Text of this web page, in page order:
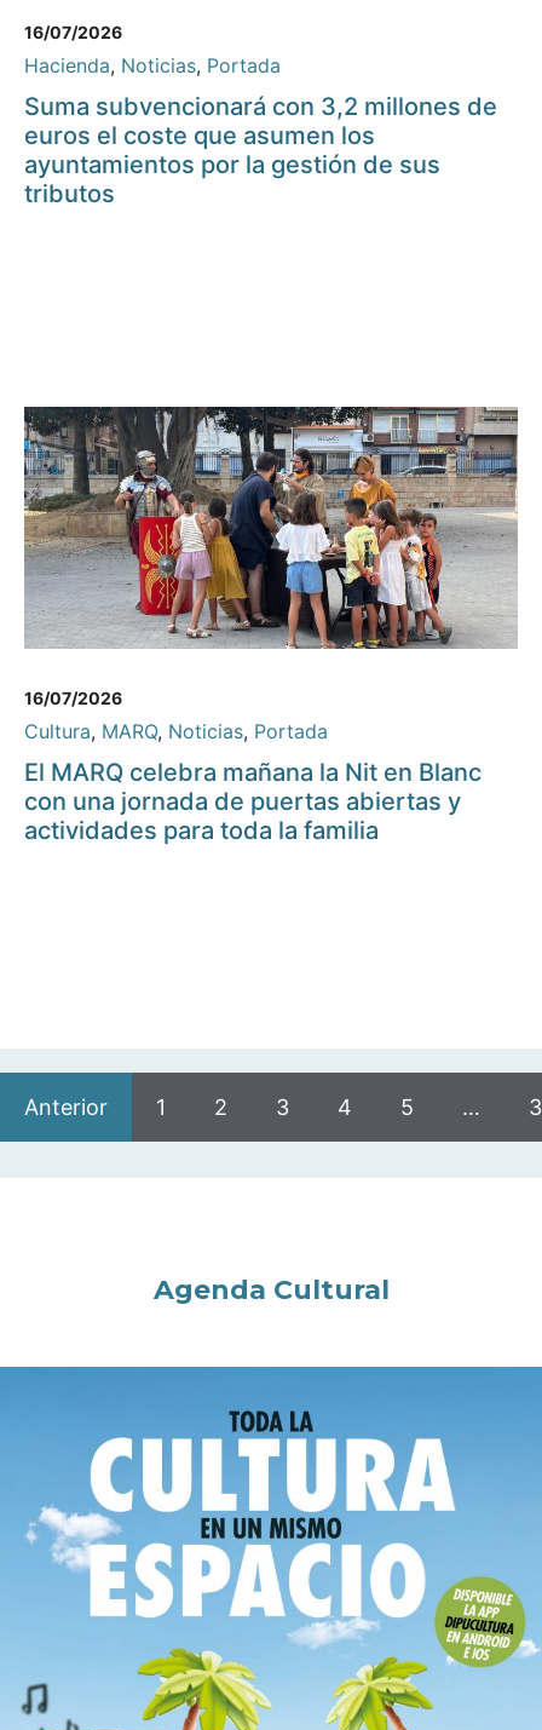
16/07/2026
Hacienda, Noticias, Portada
Suma subvencionará con 3,2 millones de
euros el coste que asumen los
ayuntamientos por la gestión de sus
tributos
16/07/2026
Cultura, MARQ, Noticias, Portada
El MARQ celebra mañana la Nit en Blanc
con una jornada de puertas abiertas y
actividades para toda la familia
Anterior 1 2 3 4 5 …
Agenda Cultural